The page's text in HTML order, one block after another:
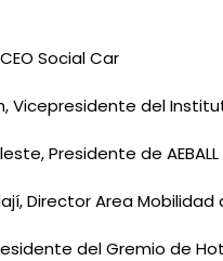
Social Car
Vicepresidente del
Presidente de AEBALL
Director Area Mobilidad
del Gremio de